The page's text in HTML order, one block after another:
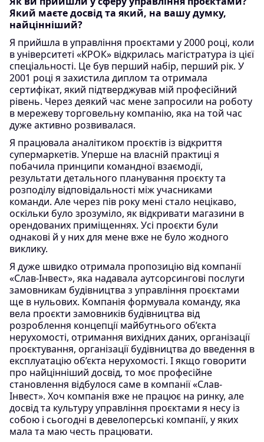
Який маєте досвід та який, на вашу думку,
найцінніший?
Я прийшла в управління проєктами у 2000 році, коли
в університеті «КРОК» відкрилась магістратура із цієї
спеціальності. Це був перший набір, перший рік. У
2001 році я захистила диплом та отримала
сертифікат, який підтверджував мій професійний
рівень. Через деякий час мене запросили на роботу
в мережеву торговельну компанію, яка на той час
дуже активно розвивалася.
Я працювала аналітиком проєктів із відкриття
супермаркетів. Уперше на власній практиці я
побачила принципи командної взаємодії,
результати детального планування проєкту та
розподілу відповідальності між учасниками
команди. Але через пів року мені стало нецікаво,
оскільки було зрозуміло, як відкривати магазини в
орендованих приміщеннях. Усі проєкти були
однакові й у них для мене вже не було жодного
виклику.
Я дуже швидко отримала пропозицію від компанії
«Слав-Інвест», яка надавала аутсорсингові послуги
замовникам будівництва з управління проєктами
ще в нульових. Компанія формувала команду, яка
вела проєкти замовників будівництва від
розроблення концепції майбутнього об’єкта
нерухомості, отримання вихідних даних, організації
проєктування, організації будівництва до введення в
експлуатацію об’єкта нерухомості. І якщо говорити
про найцінніший досвід, то моє професійне
становлення відбулося саме в компанії «Слав-
Інвест». Хоч компанія вже не працює на ринку, але
досвід та культуру управління проєктами я несу із
собою і сьогодні в девелоперські компанії, у яких
мала та маю честь працювати.